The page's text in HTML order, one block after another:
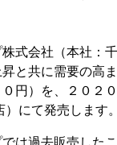
式会社（本社：
と共に需要の高
円）を、２０２
にて発売します。
は過去販売した